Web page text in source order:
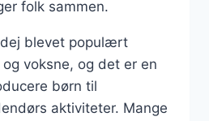
folk sammen.
blevet populært
voksne, og det er en
børn til
aktiviteter. Mange